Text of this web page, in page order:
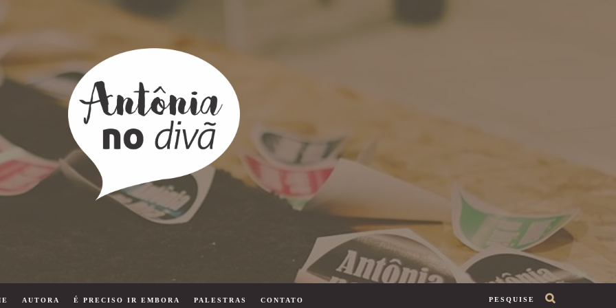
PESQUISE
AUTORA É PRECISO IR EMBORA PALESTRAS CONTATO